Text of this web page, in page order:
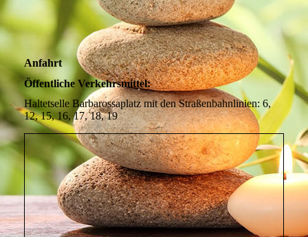
Anfahrt
Öffentliche Verkehrsmittel:
Haltetselle Barbarossaplatz mit den Straßenbahnlinien: 6,
12, 15, 16, 17, 18, 19